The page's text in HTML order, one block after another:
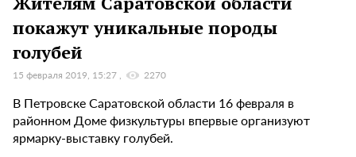
покажут уникальные породы
голубей
15 февраля 2019, 15:27 2270
В Петровске Саратовской области 16 февраля в
районном Доме физкультуры впервые организуют
ярмарку-выставку голубей.